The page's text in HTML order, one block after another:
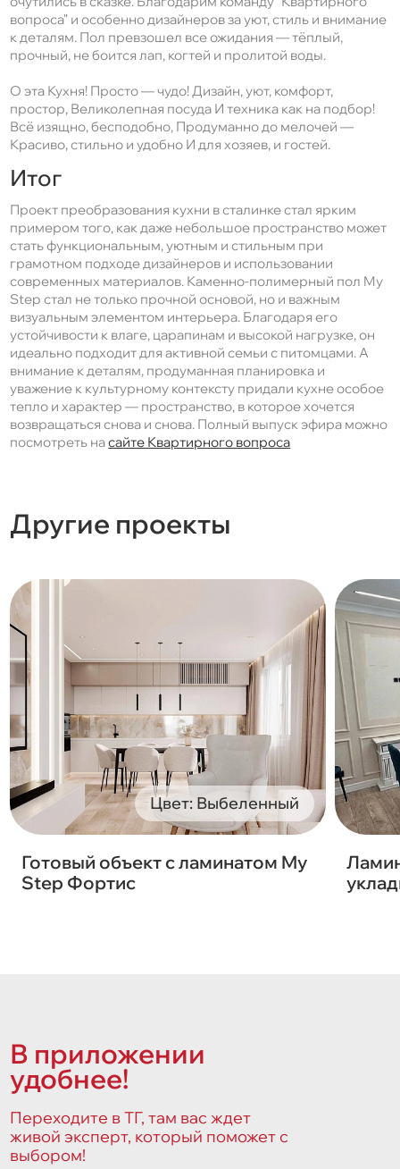
вопроса" и особенно дизайнеров за уют, стиль и внимание
к деталям. Пол превзошел все ожидания — тёплый,
прочный, не боится лап, когтей и пролитой воды.
О эта Кухня! Просто — чудо! Дизайн, уют, комфорт,
простор, Великолепная посуда И техника как на подбор!
Всё изящно, бесподобно, Продуманно до мелочей —
Красиво, стильно и удобно И для хозяев, и гостей.
Итог
Проект преобразования кухни в сталинке стал ярким
примером того, как даже небольшое пространство может
стать функциональным, уютным и стильным при
грамотном подходе дизайнеров и использовании
современных материалов. Каменно-полимерный пол My
Step стал не только прочной основой, но и важным
визуальным элементом интерьера. Благодаря его
устойчивости к влаге, царапинам и высокой нагрузке, он
идеально подходит для активной семьи с питомцами. А
внимание к деталям, продуманная планировка и
уважение к культурному контексту придали кухне особое
тепло и характер — пространство, в которое хочется
возвращаться снова и снова. Полный выпуск эфира можно
посмотреть насайте Квартирного вопроса
Другие проекты
Цвет: Выбеленный
Готовый объект с ламинатом My
Step Фортис
В приложении
удобнее!
Переходите в ТГ, там вас ждет
живой эксперт, который поможет с
выбором!